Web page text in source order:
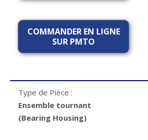
COMMANDER EN LIGNE
SUR PMTO
Type de Pièce :
Ensemble tournant
(Bearing Housing)